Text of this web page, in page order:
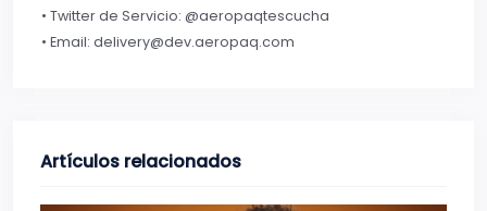
• Twitter de Servicio: @aeropaqtescucha
• Email: delivery@dev.aeropaq.com
Artículos relacionados